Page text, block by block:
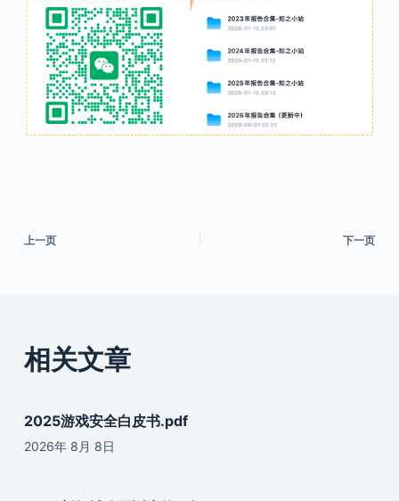
上一页 下一页
相关文章
2025游戏安全白皮书.pdf
2026年 8月 8日